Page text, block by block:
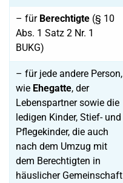
– für Berechtigte (§ 10
Abs. 1 Satz 2 Nr. 1
BUKG)
– für jede andere Person,
wie Ehegatte, der
Lebenspartner sowie die
ledigen Kinder, Stief- und
Pflegekinder, die auch
nach dem Umzug mit
dem Berechtigten in
häuslicher Gemeinschaft